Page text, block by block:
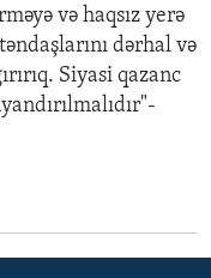
və haqsız yerə
dərhal və
Siyasi qazanc